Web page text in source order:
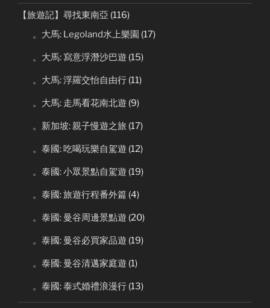
【旅遊記】尋找東南亞 (116)
。大馬: Legoland水上樂園 (17)
。大馬: 寫意浮潛沙巴遊 (15)
。大馬: 浮羅交怡自由行 (11)
。大馬: 走馬看花南北遊 (9)
。新加坡: 親子慢遊之旅 (17)
。泰國: 吃喝玩樂自駕遊 (12)
。泰國: 小眾景點自駕遊 (19)
。泰國: 旅遊行程番外篇 (4)
。泰國: 曼谷周邊景點遊 (20)
。泰國: 曼谷必買家品遊 (19)
。泰國: 曼谷清邁家庭遊 (1)
。泰國: 泰式婚禮浪漫行 (13)